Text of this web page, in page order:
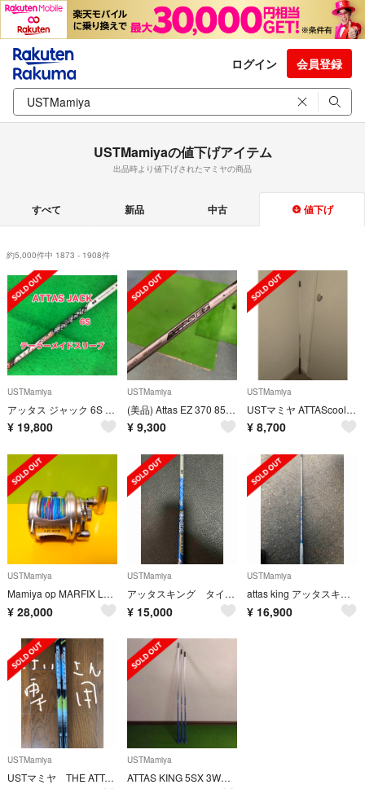
ログイン 会員登録
USTMamiyaの値下げアイテム
出品時より値下げされたマミヤの商品
すべて 新品 中古 値下げ
約5,000件中 1873 - 1908件
USTMamiya
アッタス ジャック 6S テーラーメイドスリーブ
¥ 19,800
USTMamiya
(美品) Attas EZ 370 85s テーラーメイドスリーブ付 シャフト
¥ 9,300
USTMamiya
USTマミヤ ATTAScool アッタスクール5R ピンG400対応スリーブ
¥ 8,700
USTMamiya
Mamiya op MARFIX LD20B 海釣り リール
¥ 28,000
USTMamiya
アッタスキング タイトリストスリーブ 4SR
¥ 15,000
USTMamiya
attas king アッタスキング テーラーメイドスリーブ 6sx
¥ 16,900
USTMamiya
USTマミヤ THE ATTAS 50R FW用 2本
USTMamiya
ATTAS KING 5SX 3W用のみ TMスリーブ付